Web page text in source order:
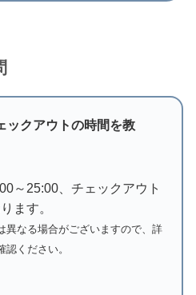
ックアウトの時間を教
～25:00、チェックアウト
ます。
異なる場合がございますので、詳
認ください。